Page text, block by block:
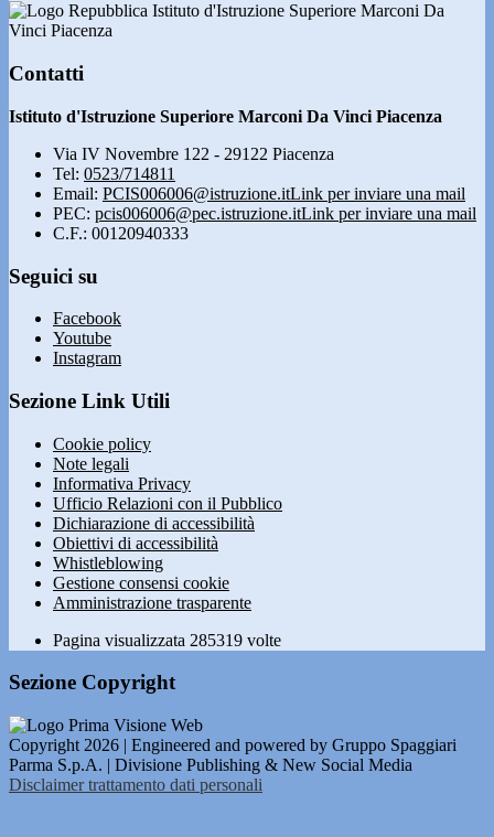
Istituto d'Istruzione Superiore Marconi Da
Vinci Piacenza
Contatti
Istituto d'Istruzione Superiore Marconi Da Vinci Piacenza
Via IV Novembre 122 - 29122 Piacenza
Tel: 0523/714811
Email: PCIS006006@istruzione.itLink per inviare una mail
PEC: pcis006006@pec.istruzione.itLink per inviare una mail
C.F.: 00120940333
Seguici su
Facebook
Youtube
Instagram
Sezione Link Utili
Cookie policy
Note legali
Informativa Privacy
Ufficio Relazioni con il Pubblico
Dichiarazione di accessibilità
Obiettivi di accessibilità
Whistleblowing
Gestione consensi cookie
Amministrazione trasparente
Pagina visualizzata 285319 volte
Sezione Copyright
Copyright 2026 | Engineered and powered by Gruppo Spaggiari
Parma S.p.A. | Divisione Publishing & New Social Media
Disclaimer trattamento dati personali